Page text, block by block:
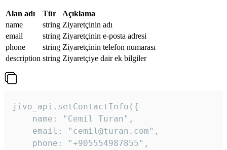
Alan adı Tür
Açıklama
name
string Ziyaretçinin adı
email
string Ziyaretçinin e-posta adresi
phone
string Ziyaretçinin telefon numarası
description string Ziyaretçiye dair ek bilgiler
jivo_api.setContactInfo({
    name: "Cemil Turan",
    email: "cemil@turan.com",
    phone: "+905554987855",